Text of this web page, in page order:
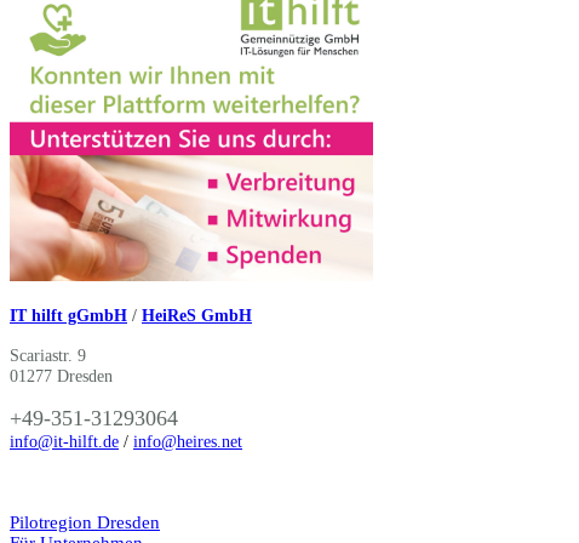
IT hilft gGmbH / HeiReS GmbH
Scariastr. 9
01277 Dresden
+49-351-31293064
info@it-hilft.de / info@heires.net
Pilotregion Dresden